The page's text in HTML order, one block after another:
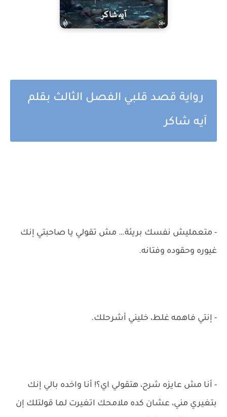
رواية قصد قلبي الفصل الثالث بقلم
آيه شاكر
- متعمليش نفسك بريئة… مش تقولي يا صاحبتي إنك
غيوره وحقوده وفتانه.
- إنتي فاهمه غلط، خليني أشرحلك.
- أنا مش عايزه شرح، هتقولي اي؟! أنا واخده بالي إنك
بتغيري مني، عشان كده ملامحك اتغيرت لما قولتلك إن